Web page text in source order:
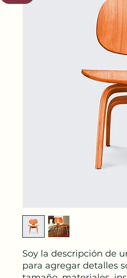
Soy la descripción de
para agregar detalles